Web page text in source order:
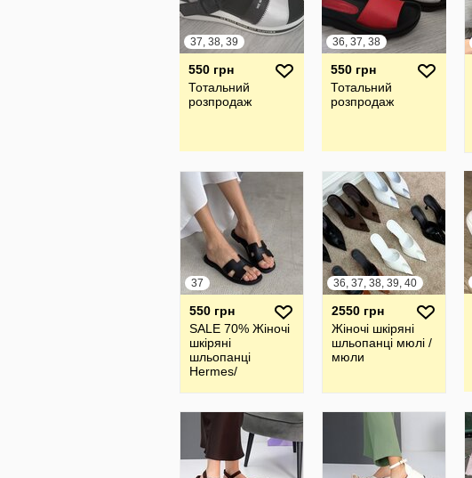
37, 38, 39
550 грн
Тотальний
розпродаж
36, 37, 38
550 грн
Тотальний
розпродаж
37
550 грн
SALE 70% Жіночі
шкіряні
шльопанці
Hermes/
36, 37, 38, 39, 40
2550 грн
Жіночі шкіряні
шльопанці мюлі /
мюли